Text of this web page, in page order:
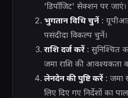
'डिपॉजिट' सेक्शन पर जाएं।
भुगतान विधि चुनें:
पसंदीदा विकल्प चुनें।
राशि दर्ज करें: सुनिश्चित
जमा राशि की आवश्यकता
लेनदेन की पुष्टि करें: जमा
लिए दिए गए निर्देशों का